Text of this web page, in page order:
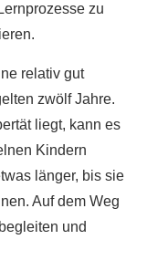
zu
relativ gut
zwölf Jahre.
liegt, kann es
Kindern
länger, bis sie
Auf dem Weg
und